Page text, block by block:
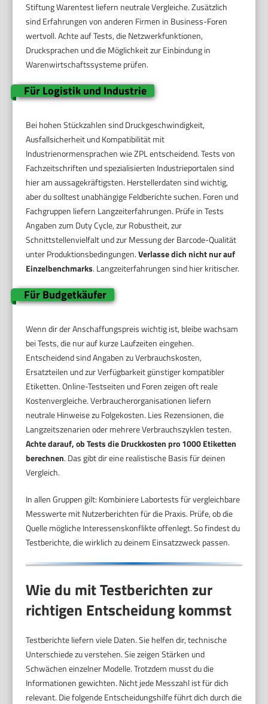
Stiftung Warentest liefern neutrale Vergleiche. Zusätzlich
sind Erfahrungen von anderen Firmen in Business-Foren
wertvoll. Achte auf Tests, die Netzwerkfunktionen,
Drucksprachen und die Möglichkeit zur Einbindung in
Warenwirtschaftssysteme prüfen.
Für Logistik und Industrie
Bei hohen Stückzahlen sind Druckgeschwindigkeit,
Ausfallsicherheit und Kompatibilität mit
Industrienormensprachen wie ZPL entscheidend. Tests von
Fachzeitschriften und spezialisierten Industrieportalen sind
hier am aussagekräftigsten. Herstellerdaten sind wichtig,
aber du solltest unabhängige Feldberichte suchen. Foren und
Fachgruppen liefern Langzeiterfahrungen. Prüfe in Tests
Angaben zum Duty Cycle, zur Robustheit, zur
Schnittstellenvielfalt und zur Messung der Barcode-Qualität
unter Produktionsbedingungen.Verlasse dich nicht nur auf
Einzelbenchmarks. Langzeiterfahrungen sind hier kritischer.
Für Budgetkäufer
Wenn dir der Anschaffungspreis wichtig ist, bleibe wachsam
bei Tests, die nur auf kurze Laufzeiten eingehen.
Entscheidend sind Angaben zu Verbrauchskosten,
Ersatzteilen und zur Verfügbarkeit günstiger kompatibler
Etiketten. Online-Testseiten und Foren zeigen oft reale
Kostenvergleiche. Verbraucherorganisationen liefern
neutrale Hinweise zu Folgekosten. Lies Rezensionen, die
Langzeitszenarien oder mehrere Verbrauchszyklen testen.
Achte darauf, ob Tests die Druckkosten pro 1000 Etiketten
berechnen. Das gibt dir eine realistische Basis für deinen
Vergleich.
In allen Gruppen gilt: Kombiniere Labortests für vergleichbare
Messwerte mit Nutzerberichten für die Praxis. Prüfe, ob die
Quelle mögliche Interessenskonflikte offenlegt. So findest du
Testberichte, die wirklich zu deinem Einsatzzweck passen.
Wie du mit Testberichten zur
richtigen Entscheidung kommst
Testberichte liefern viele Daten. Sie helfen dir, technische
Unterschiede zu verstehen. Sie zeigen Stärken und
Schwächen einzelner Modelle. Trotzdem musst du die
Informationen gewichten. Nicht jede Messzahl ist für dich
relevant. Die folgende Entscheidungshilfe führt dich durch die